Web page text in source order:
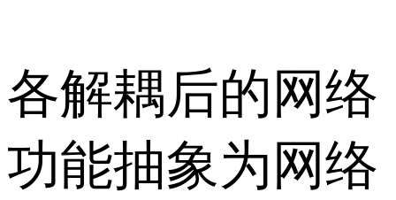
各解耦后的网络
功能抽象为网络